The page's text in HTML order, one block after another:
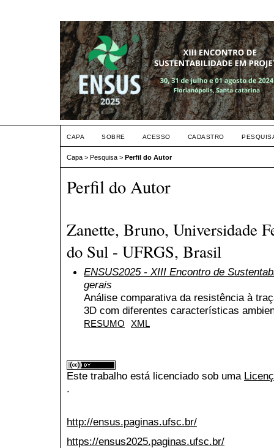
CAPA SOBRE ACESSO CADASTRO
Capa > Pesquisa > Perfil do Autor
Perfil do Autor
Zanette, Bruno, Universidade
do Sul - UFRGS, Brasil
ENSUS2025 - XIII Encontro de
gerais
Análise comparativa da resistência à
3D com diferentes características
RESUMO XML
Este trabalho está licenciado sob uma
.
http://ensus.paginas.ufsc.br/
https://ensus2025.paginas.ufsc.br/